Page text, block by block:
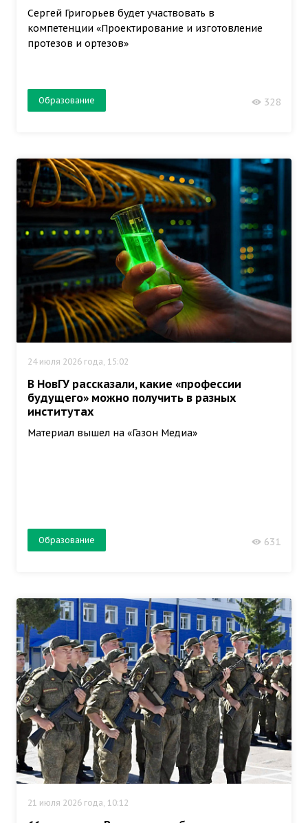
Сергей Григорьев будет участвовать в
компетенции «Проектирование и изготовление
протезов и ортезов»
Образование 328
24 июля 2026 года, 15:02
В НовГУ рассказали, какие «профессии
будущего» можно получить в разных
институтах
Материал вышел на «Газон Медиа»
Образование 631
21 июля 2026 года, 10:12